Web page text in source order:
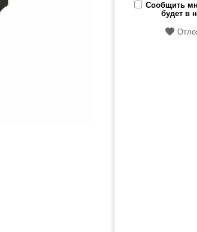
Сообщить
будет в